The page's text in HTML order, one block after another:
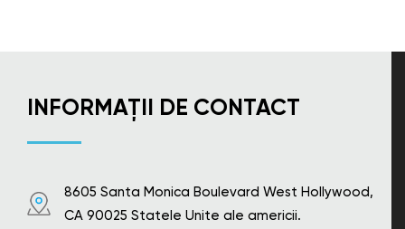
INFORMAȚII DE CONTACT
8605 Santa Monica Boulevard West Hollywood,
CA 90025 Statele Unite ale americii.